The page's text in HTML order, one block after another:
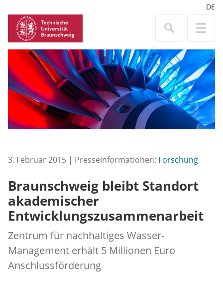
DE
3. Februar 2015 | Presseinformationen: Forschung
Braunschweig bleibt Standort
akademischer
Entwicklungszusammenarbeit
Zentrum für nachhaltiges Wasser-
Management erhält 5 Millionen Euro
Anschlussförderung